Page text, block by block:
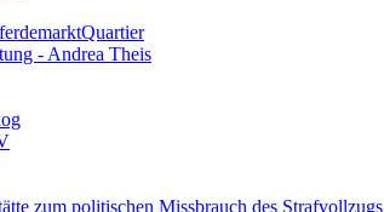
- Andrea Theis
zum politischen Missbrauch des Strafvollzugs